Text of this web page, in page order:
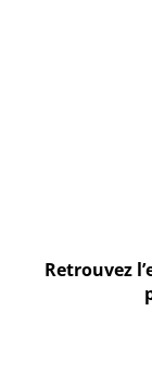
Retrouvez